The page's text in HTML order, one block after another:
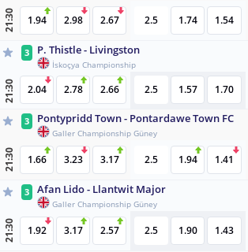
21:30 1.94 2.98 2.67 2.5 1.74 1.54
3 P. Thistle - Livingston
İskoçya Championship
21:30 2.04 2.78 2.66 2.5 1.57 1.70
3 Pontypridd Town - Pontardawe Town FC
Galler Championship Güney
21:30 1.66 3.23 3.17 2.5 1.94 1.41
3 Afan Lido - Llantwit Major
Galler Championship Güney
21:30 1.92 3.17 2.57 2.5 1.90 1.43